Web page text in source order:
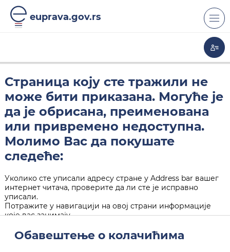
euprava.gov.rs
Страница коју сте тражили не
може бити приказана. Могуће је
да је обрисана, преименована
или привремено недоступна.
Молимо Вас да покушате
следеће:
Уколико сте уписали адресу стране у Address bar вашег
интернет читача, проверите да ли сте је исправно
уписали.
Потражите у навигацији на овој страни информације
које вас занимају.
Обавештење о колачићима